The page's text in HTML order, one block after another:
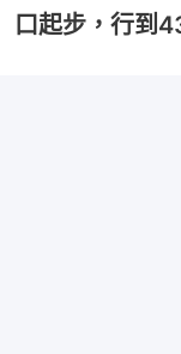
口起步，行到